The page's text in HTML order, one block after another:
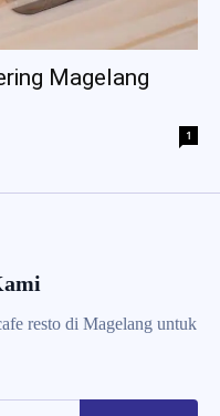
Magelang
1
resto di Magelang untuk